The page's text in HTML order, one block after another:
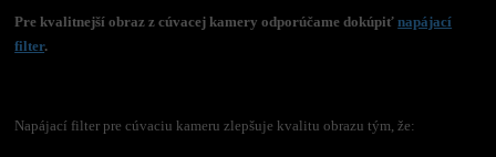
Pre kvalitnejší obraz z cúvacej kamery odporúčame dokúpiťnapájací
filter.
Napájací filter pre cúvaciu kameru zlepšuje kvalitu obrazu tým, že: